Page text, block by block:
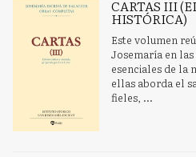
CARTAS III
HISTÓRICA)
Este volumen
Josemaría en
esenciales de la
ellas aborda el
fieles, ...